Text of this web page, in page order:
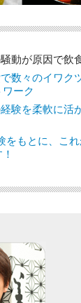
動が原因で飲
数々のイワク
ーク
験を柔軟に活
をもとに、こ